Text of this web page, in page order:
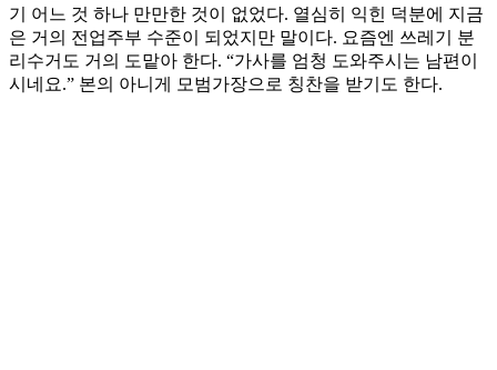
기 어느 것 하나 만만한 것이 없었다. 열심히 익힌 덕분에 지금
은 거의 전업주부 수준이 되었지만 말이다. 요즘엔 쓰레기 분
리수거도 거의 도맡아 한다. “가사를 엄청 도와주시는 남편이
시네요.” 본의 아니게 모범가장으로 칭찬을 받기도 한다.